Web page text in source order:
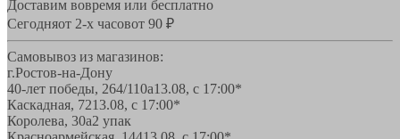
Доставим вовремя или бесплатно
Сегодняот 2-х часовот 90 ₽
Самовывоз из магазинов:
г.Ростов-на-Дону
40-лет победы, 264/110а13.08, с 17:00*
Каскадная, 7213.08, с 17:00*
Королева, 30а2 упак